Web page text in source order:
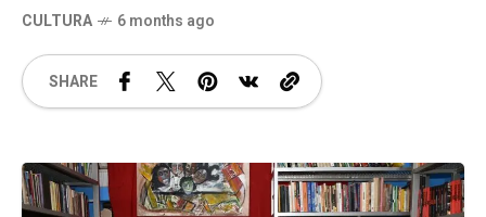
CULTURA 6 months ago
SHARE